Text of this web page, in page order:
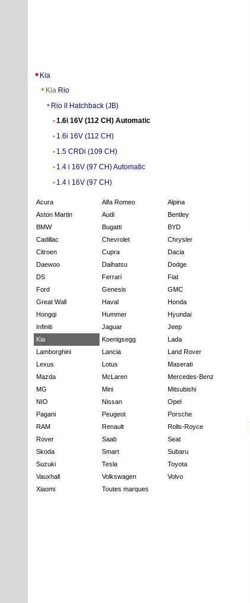
Kia
Kia Rio
Rio II Hatchback (JB)
1.6i 16V (112 CH) Automatic
1.6i 16V (112 CH)
1.5 CRDi (109 CH)
1.4 i 16V (97 CH) Automatic
1.4 i 16V (97 CH)
Acura Alfa Romeo
Alpina
Aston Martin
Audi
Bentley
BMW
Bugatti
BYD
Cadillac
Chevrolet
Chrysler
Citroen
Cupra
Dacia
Daewoo
Daihatsu
Dodge
DS
Ferrari
Fiat
Ford
Genesis
GMC
Great Wall
Haval
Honda
Hongqi
Hummer
Hyundai
Infiniti
Jaguar
Jeep
Kia
Koenigsegg
Lada
Lamborghini
Lancia
Land Rover
Lexus
Lotus
Maserati
Mazda
McLaren
Mercedes-Benz
MG
Mini
Mitsubishi
NIO
Nissan
Opel
Pagani
Peugeot
Porsche
RAM
Renault
Rolls-Royce
Rover
Saab
Seat
Skoda
Smart
Subaru
Suzuki
Tesla
Toyota
Vauxhall
Volkswagen
Volvo
Xiaomi
Toutes marques